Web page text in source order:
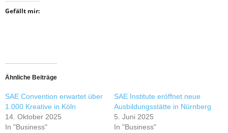
Gefällt mir:
Ähnliche Beiträge
SAE Convention erwartet über
1.000 Kreative in Köln
14. Oktober 2025
In "Business"
SAE Institute eröffnet neue
Ausbildungsstätte in Nürnberg
5. Juni 2025
In "Business"